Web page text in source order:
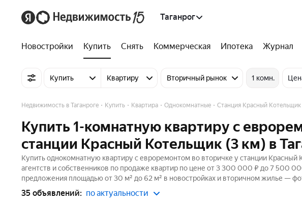
Таганрог
Новостройки Купить Снять Коммерческая Ипотека Журнал
Купить Квартиру Вторичный рынок 1 комн.
Недвижимость в Таганроге Купить Квартира Однокомнатные Станция Красный
Купить 1-комнатную квартиру с
станции Красный Котельщик (3 км) в
Купить однокомнатную квартиру с евроремонтом во вторичке у станции
агентств и собственников по продаже квартир по цене от 3 300 000 ₽ до 7 500
предложения площадью от 30 м² до 62 м² в новостройках и вторичном жилье —
35 объявлений: по актуальности